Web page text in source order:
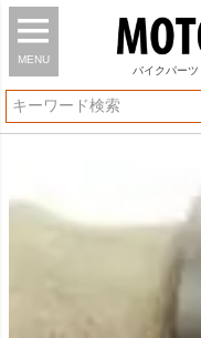
MENU
バイク パーツ